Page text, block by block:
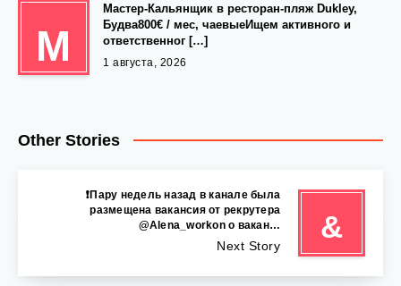
М
Мастер-Кальянщик в ресторан-пляж Dukley,
Будва800€ / мес, чаевыеИщем активного и
ответственног […]
1 августа, 2026
Other Stories
&
❗️Пару недель назад в канале была
размещена вакансия от рекрутера
@Alena_workon о вакан…
Next Story